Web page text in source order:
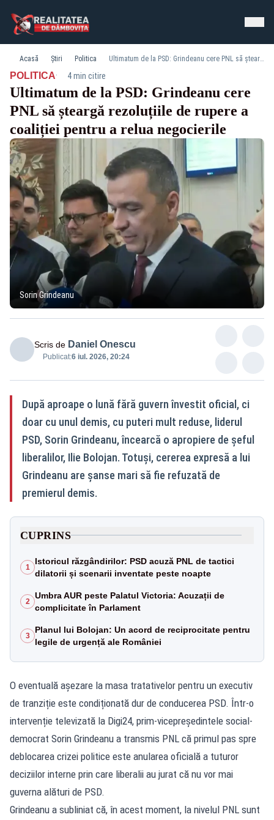
Acasă Știri Politica Ultimatum de la PSD: Grindeanu cere PNL să șteargă rezoluțiile de rupere a coaliției pentru a relua negocierile
POLITICA· 4 min citire
Ultimatum de la PSD: Grindeanu cere
PNL să șteargă rezoluțiile de rupere a
coaliției pentru a relua negocierile
Sorin Grindeanu
Scris de Daniel Onescu
Publicat:6 iul. 2026, 20:24
După aproape o lună fără guvern învestit oficial, ci
doar cu unul demis, cu puteri mult reduse, liderul
PSD, Sorin Grindeanu, încearcă o apropiere de șeful
liberalilor, Ilie Bolojan. Totuși, cererea expresă a lui
Grindeanu are șanse mari să fie refuzată de
premierul demis.
CUPRINS
1
Istoricul răzgândirilor: PSD acuză PNL de tactici
dilatorii și scenarii inventate peste noapte
2
Umbra AUR peste Palatul Victoria: Acuzații de
complicitate în Parlament
3
Planul lui Bolojan: Un acord de reciprocitate pentru
legile de urgență ale României
O eventuală așezare la masa tratativelor pentru un executiv
de tranziție este condiționată dur de conducerea PSD. Într-o
intervenție televizată la Digi24, prim-vicepreședintele social-
democrat Sorin Grindeanu a transmis PNL că primul pas spre
deblocarea crizei politice este anularea oficială a tuturor
deciziilor interne prin care liberalii au jurat că nu vor mai
guverna alături de PSD.
Grindeanu a subliniat că, în acest moment, la nivelul PNL sunt